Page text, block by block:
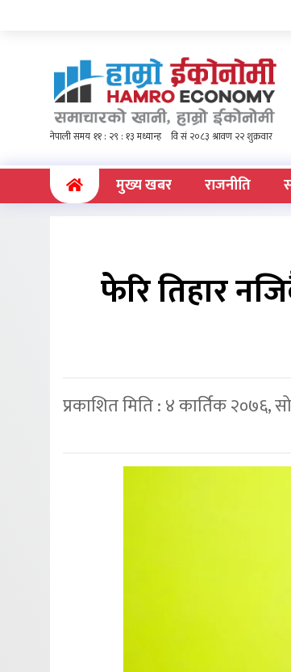
(current)मुख्य खबर राजनीति
फेरि तिहार
प्रकाशित मिति : ४ कार्तिक २०७६,